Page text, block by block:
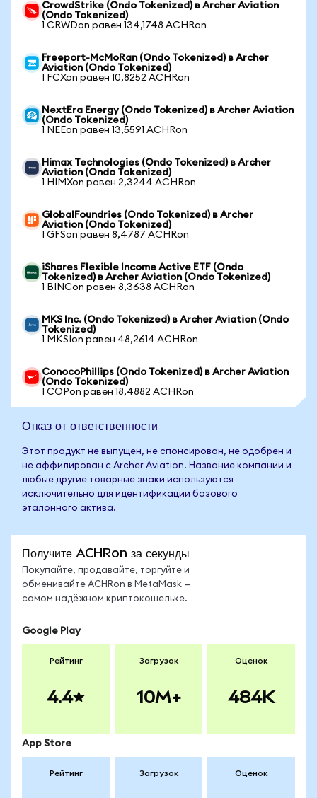
CrowdStrike (Ondo Tokenized) в Archer Aviation
(Ondo Tokenized)
1 CRWDon равен 134,1748 ACHRon
Freeport-McMoRan (Ondo Tokenized) в Archer
Aviation (Ondo Tokenized)
1 FCXon равен 10,8252 ACHRon
NextEra Energy (Ondo Tokenized) в Archer Aviation
(Ondo Tokenized)
1 NEEon равен 13,5591 ACHRon
Himax Technologies (Ondo Tokenized) в Archer
Aviation (Ondo Tokenized)
1 HIMXon равен 2,3244 ACHRon
GlobalFoundries (Ondo Tokenized) в Archer
Aviation (Ondo Tokenized)
1 GFSon равен 8,4787 ACHRon
iShares Flexible Income Active ETF (Ondo
Tokenized) в Archer Aviation (Ondo Tokenized)
1 BINCon равен 8,3638 ACHRon
MKS Inc. (Ondo Tokenized) в Archer Aviation (Ondo
Tokenized)
1 MKSIon равен 48,2614 ACHRon
ConocoPhillips (Ondo Tokenized) в Archer Aviation
(Ondo Tokenized)
1 COPon равен 18,4882 ACHRon
Отказ от ответственности
Этот продукт не выпущен, не спонсирован, не одобрен и
не аффилирован с Archer Aviation. Название компании и
любые другие товарные знаки используются
исключительно для идентификации базового
эталонного актива.
Получите ACHRon за секунды
Покупайте, продавайте, торгуйте и
обменивайте ACHRon в MetaMask —
самом надёжном криптокошельке.
Google Play
Рейтинг
4.4
Загрузок
10M+
Оценок
484K
App Store
Рейтинг Загрузок Оценок